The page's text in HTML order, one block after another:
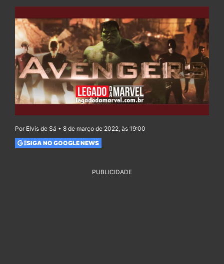
Por Elvis de Sá • 8 de março de 2022, às 19:00
SIGA NO GOOGLE NEWS
PUBLICIDADE